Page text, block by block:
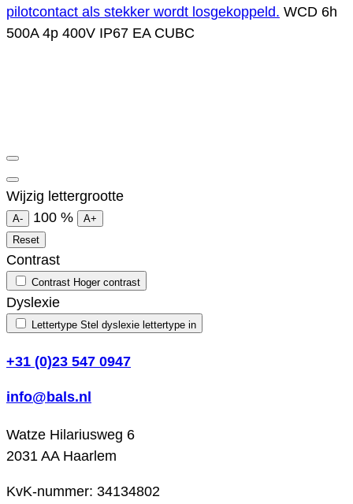
pilotcontact als stekker wordt losgekoppeld. WCD 6h
500A 4p 400V IP67 EA CUBC
Wijzig lettergrootte
A- 100 %
A+
Reset
Contrast
Contrast Hoger contrast
Dyslexie
Lettertype Stel dyslexie lettertype in
+31 (0)23 547 0947
info@bals.nl
Watze Hilariusweg 6
2031 AA Haarlem
KvK-nummer: 34134802